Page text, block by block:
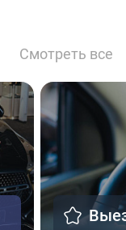
Смотреть все